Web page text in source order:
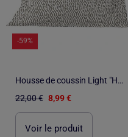
-59%
Housse de coussin Light "Happyfriday
22,00 € 8,99 €
Voir le produit